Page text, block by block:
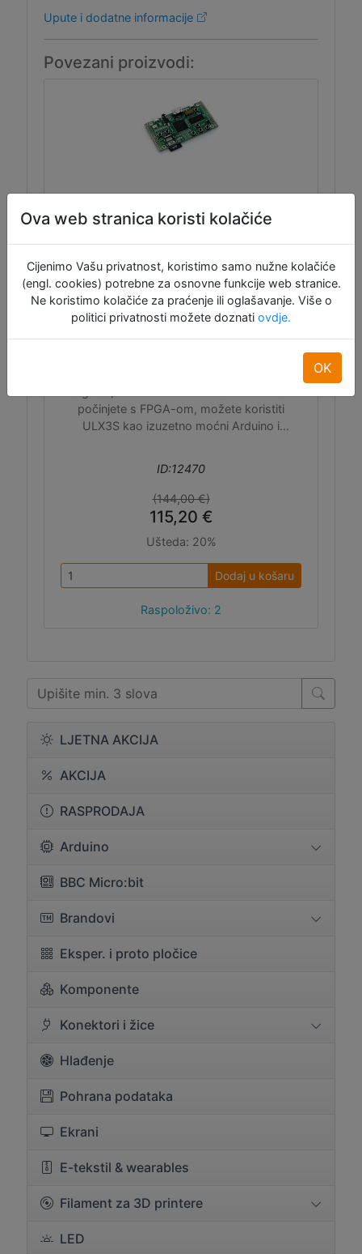
LJETNA AKCIJA
AKCIJA
RASPRODAJA
Arduino
BBC Micro:bit
Brandovi
Eksper. i proto pločice
Komponente
Konektori i žice
Hlađenje
Pohrana podataka
Ekrani
E-tekstil & wearables
Filament za 3D printere
LED
Upute i dodatne informacije
Povezani proizvodi:
ULX3S-12F v3.18
ULX3S je open source kompaktna, robusna
i pristupačna FPGA ploča opremljena
uravnoteženim spektrom dodatnih
komponenti i proširenja. Ugrađeni periferni
uređaji kao što su SDRAM, USB, digitalni
počinjete s FPGA-om, možete koristiti
ULX3S kao izuzetno moćni Arduino i
ID:12470
(144,00 €)
115,20 €
Ušteda: 20%
Dodaj u košaru
Raspoloživo: 2
Ova web stranica koristi kolačiće
Cijenimo Vašu privatnost, koristimo samo nužne kolačiće
(engl. cookies) potrebne za osnovne funkcije web stranice.
Ne koristimo kolačiće za praćenje ili oglašavanje. Više o
politici privatnosti možete doznati ovdje.
OK